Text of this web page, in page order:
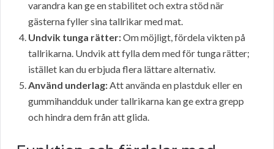
varandra kan ge en stabilitet och extra stöd när
gästerna fyller sina tallrikar med mat.
Undvik tunga rätter:Om möjligt, fördela vikten på
tallrikarna. Undvik att fylla dem med för tunga rätter;
istället kan du erbjuda flera lättare alternativ.
Använd underlag:Att använda en plastduk eller en
gummihandduk under tallrikarna kan ge extra grepp
och hindra dem från att glida.